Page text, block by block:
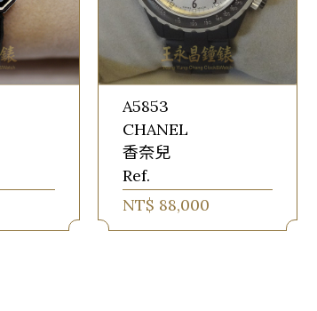
A5853
CHANEL
香奈兒
Ref.
NT$ 88,000